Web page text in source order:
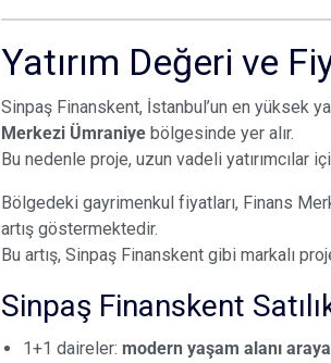
Yatırım Değeri ve
Sinpaş Finanskent, İstanbul’un en yüksek
Merkezi Ümraniye bölgesinde yer alır.
Bu nedenle proje, uzun vadeli yatırımcılar
Bölgedeki gayrimenkul fiyatları, Finans
artış göstermektedir.
Bu artış, Sinpaş Finanskent gibi markalı
Sinpaş Finanskent
1+1 daireler: modern yaşam alanı